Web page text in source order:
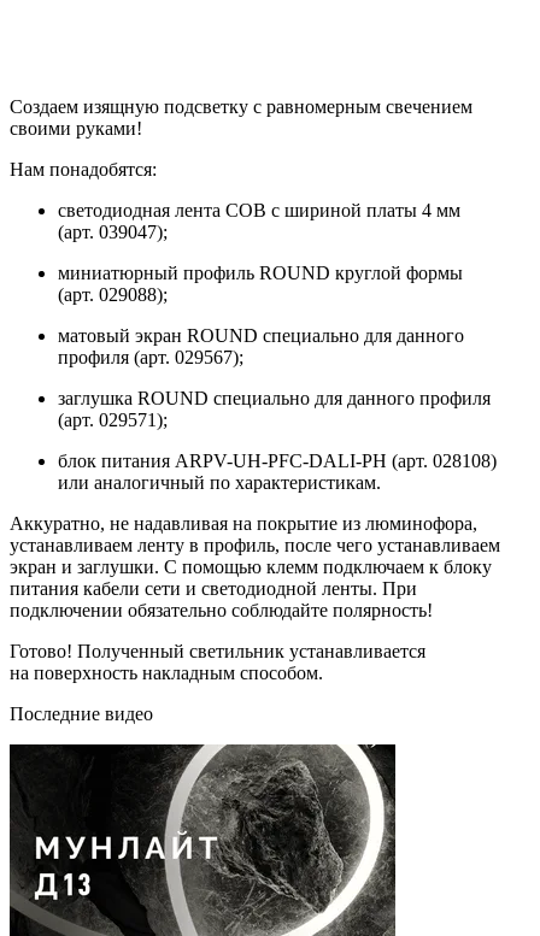
Создаем изящную подсветку с равномерным свечением
своими руками!
Нам понадобятся:
светодиодная лента COB с шириной платы 4 мм
(арт. 039047);
миниатюрный профиль ROUND круглой формы
(арт. 029088);
матовый экран ROUND специально для данного
профиля (арт. 029567);
заглушка ROUND специально для данного профиля
(арт. 029571);
блок питания ARPV-UH-PFC-DALI-PH (арт. 028108)
или аналогичный по характеристикам.
Аккуратно, не надавливая на покрытие из люминофора,
устанавливаем ленту в профиль, после чего устанавливаем
экран и заглушки. С помощью клемм подключаем к блоку
питания кабели сети и светодиодной ленты. При
подключении обязательно соблюдайте полярность!
Готово! Полученный светильник устанавливается
на поверхность накладным способом.
Последние видео